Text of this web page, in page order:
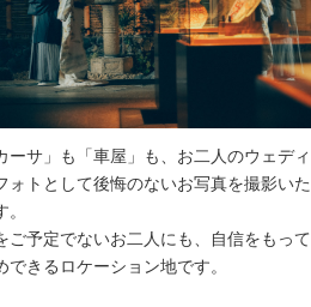
ーサ」も「車屋」も、お二人のウェディ
ォトとして後悔のないお写真を撮影いた
ご予定でないお二人にも、自信をもって
できるロケーション地です。